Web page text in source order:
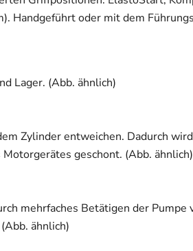
Handgeführt oder mit dem
Lager. (Abb. ähnlich)
Zylinder entweichen. Dadurch
geschont. (Abb. ähnlich)
mehrfaches Betätigen der
ähnlich)